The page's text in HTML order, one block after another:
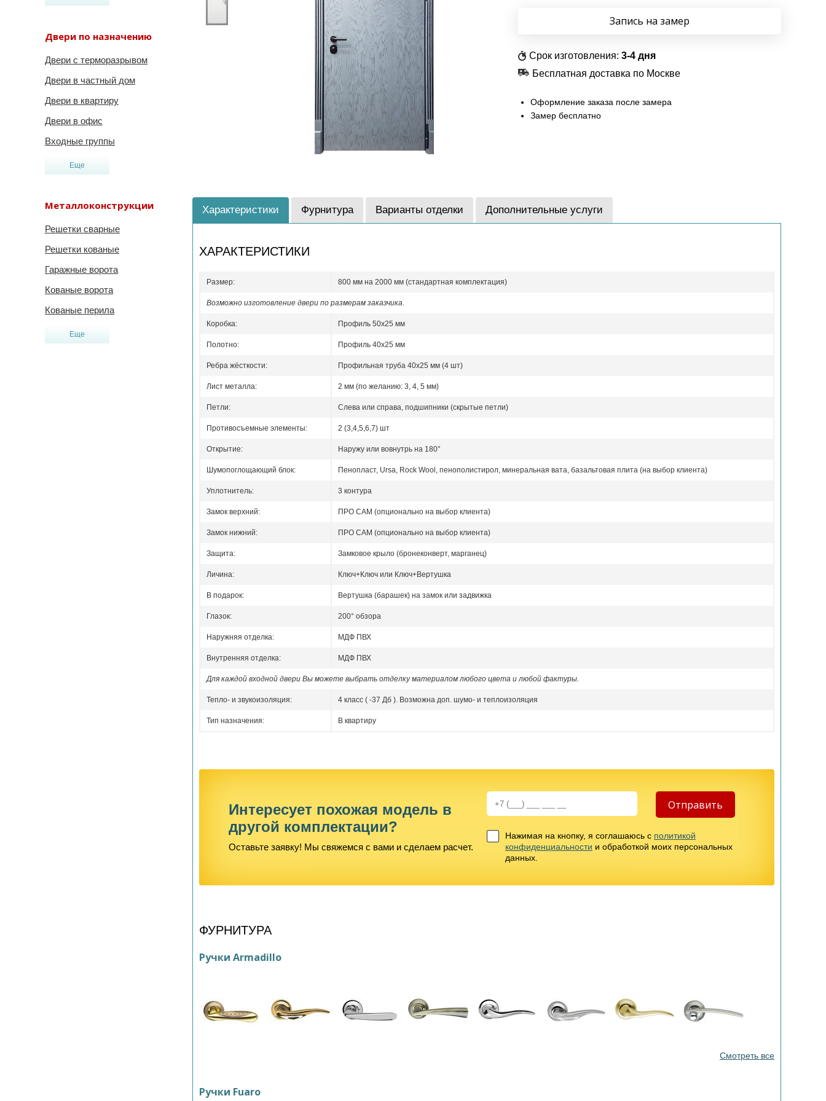
Двери по назначению
Двери с терморазрывом
Двери в частный дом
Двери в квартиру
Двери в офис
Входные группы
Еще
Металлоконструкции
Решетки сварные
Решетки кованые
Гаражные ворота
Кованые ворота
Кованые перила
Еще
Запись на замер
Срок изготовления: 3-4 дня
Бесплатная доставка по Москве
Оформление заказа после замера
Замер бесплатно
Характеристики Фурнитура Варианты отделки Дополнительные услуги
ХАРАКТЕРИСТИКИ
Размер: 800 мм на 2000 мм (стандартная комплектация)
Возможно изготовление двери по размерам заказчика.
Коробка: Профиль 50x25 мм
Полотно: Профиль 40x25 мм
Ребра жёсткости: Профильная труба 40х25 мм (4 шт)
Лист металла: 2 мм (по желанию: 3, 4, 5 мм)
Петли: Слева или справа, подшипники (скрытые петли)
Противосъемные элементы: 2 (3,4,5,6,7) шт
Открытие: Наружу или вовнутрь на 180°
Шумопоглощающий блок: Пенопласт, Ursa, Rock Wool, пенополистирол, минеральная вата, базальтовая плита (на выбор клиента)
Уплотнитель: 3 контура
Замок верхний: ПРО САМ (опционально на выбор клиента)
Замок нижний: ПРО САМ (опционально на выбор клиента)
Защита: Замковое крыло (бронеконверт, марганец)
Личина: Ключ+Ключ или Ключ+Вертушка
В подарок: Вертушка (барашек) на замок или задвижка
Глазок: 200° обзора
Наружняя отделка: МДФ ПВХ
Внутренняя отделка: МДФ ПВХ
Для каждой входной двери Вы можете выбрать отделку материалом любого цвета и любой фактуры.
Тепло- и звукоизоляция: 4 класс ( -37 Дб ). Возможна доп. шумо- и теплоизоляция
Тип назначения: В квартиру
Интересует похожая модель в
другой комплектации?
Оставьте заявку! Мы свяжемся с вами и сделаем расчет.
Нажимая на кнопку, я соглашаюсь с политикой
конфиденциальности и обработкой моих персональных
данных.
ФУРНИТУРА
Ручки Armadillo
Смотреть все
Ручки Fuaro